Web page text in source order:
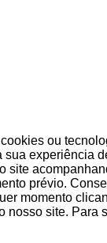
ou
experiência
site
prévio.
momento
nosso site. Para